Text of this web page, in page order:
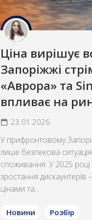
Ціна вирішує
Запоріжжі
«Аврора» та
впливає на
23.01.2026
У прифронтовому
лише безпекова
споживання. У 2025 році
зростання дискаунтерів
цінами та...
Новини Розбір